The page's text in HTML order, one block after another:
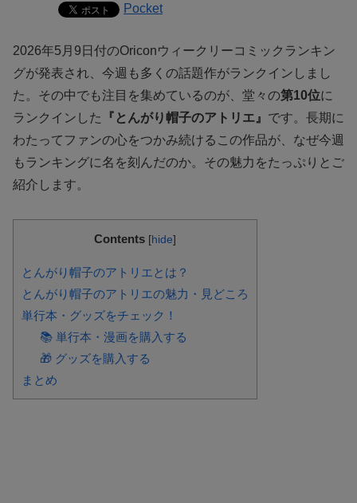
Pocket
2026年5月9日付のOriconウィークリーコミックランキン
グが発表され、今週も多くの話題作がランクインしまし
た。その中でも注目を集めているのが、堂々の第10位に
ランクインした
『とんがり帽子のアトリエ』 です。長期に
わたってファンの心をつかみ続けるこの作品が、なぜ今週
もランキングに名を刻んだのか。その魅力をたっぷりとご
紹介します。
Contents [hide]
とんがり帽子のアトリエとは？
とんがり帽子のアトリエの魅力・見どころ
単行本・グッズをチェック！
📚 単行本・漫画を購入する
🎁 グッズを購入する
まとめ